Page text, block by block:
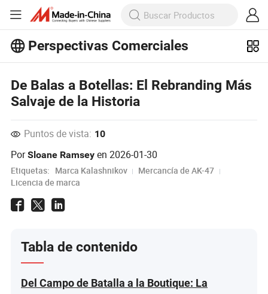
Perspectivas Comerciales
Perspectivas Comerciales!
Ver Más
De Balas a Botellas: El Rebranding Más
Salvaje de la Historia
Puntos de vista: 10
PorSloane Ramsey en2026-01-30
Etiquetas: Marca Kalashnikov
Mercancía de AK-47
Licencia de marca
Tabla de contenido
Del Campo de Batalla a la Boutique: La